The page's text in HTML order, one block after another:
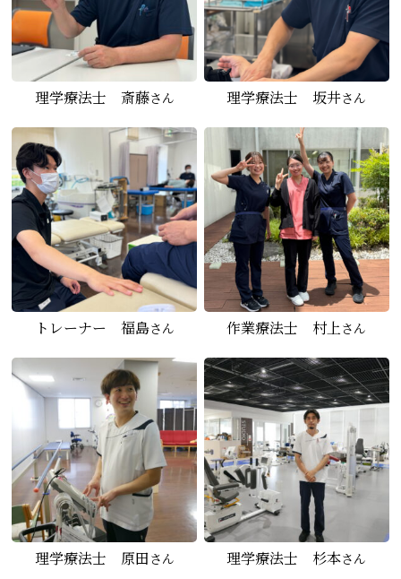
理学療法士 斎藤さん 理学療法士 坂井さん
トレーナー 福島さん 作業療法士 村上 さん
理学療法士 原田 さん 理学療法士 杉本さん